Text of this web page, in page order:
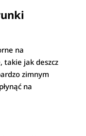
na
takie jak deszcz
zimnym
na